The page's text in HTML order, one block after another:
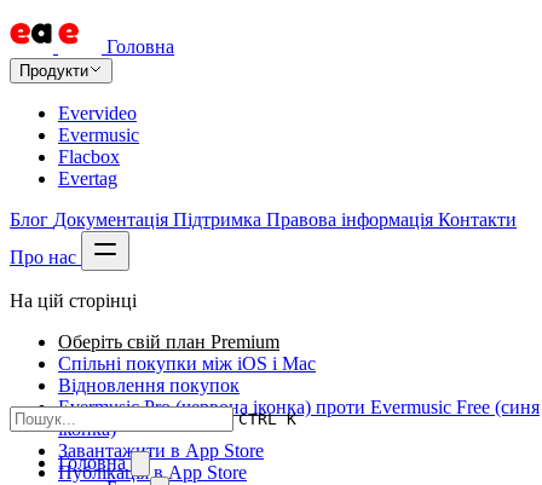
Головна
Продукти
Evervideo
Evermusic
Flacbox
Evertag
Блог Документація Підтримка Правова інформація Контакти
Про нас
CTRL K
Головна
На цій сторінці
Оберіть свій план Premium
Спільні покупки між iOS і Mac
Відновлення покупок
Evermusic Pro (червона іконка) проти Evermusic Free (синя
іконка)
Завантажити в App Store
Публікація в App Store